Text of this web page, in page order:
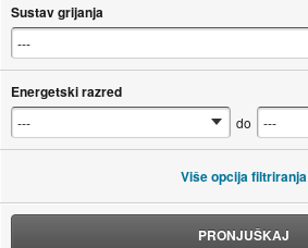
Sustav grijanja
Energetski razred
do
Više opcija filtriranja
PRONJUŠKAJ